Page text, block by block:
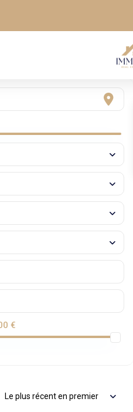
€
Le plus récent en premier